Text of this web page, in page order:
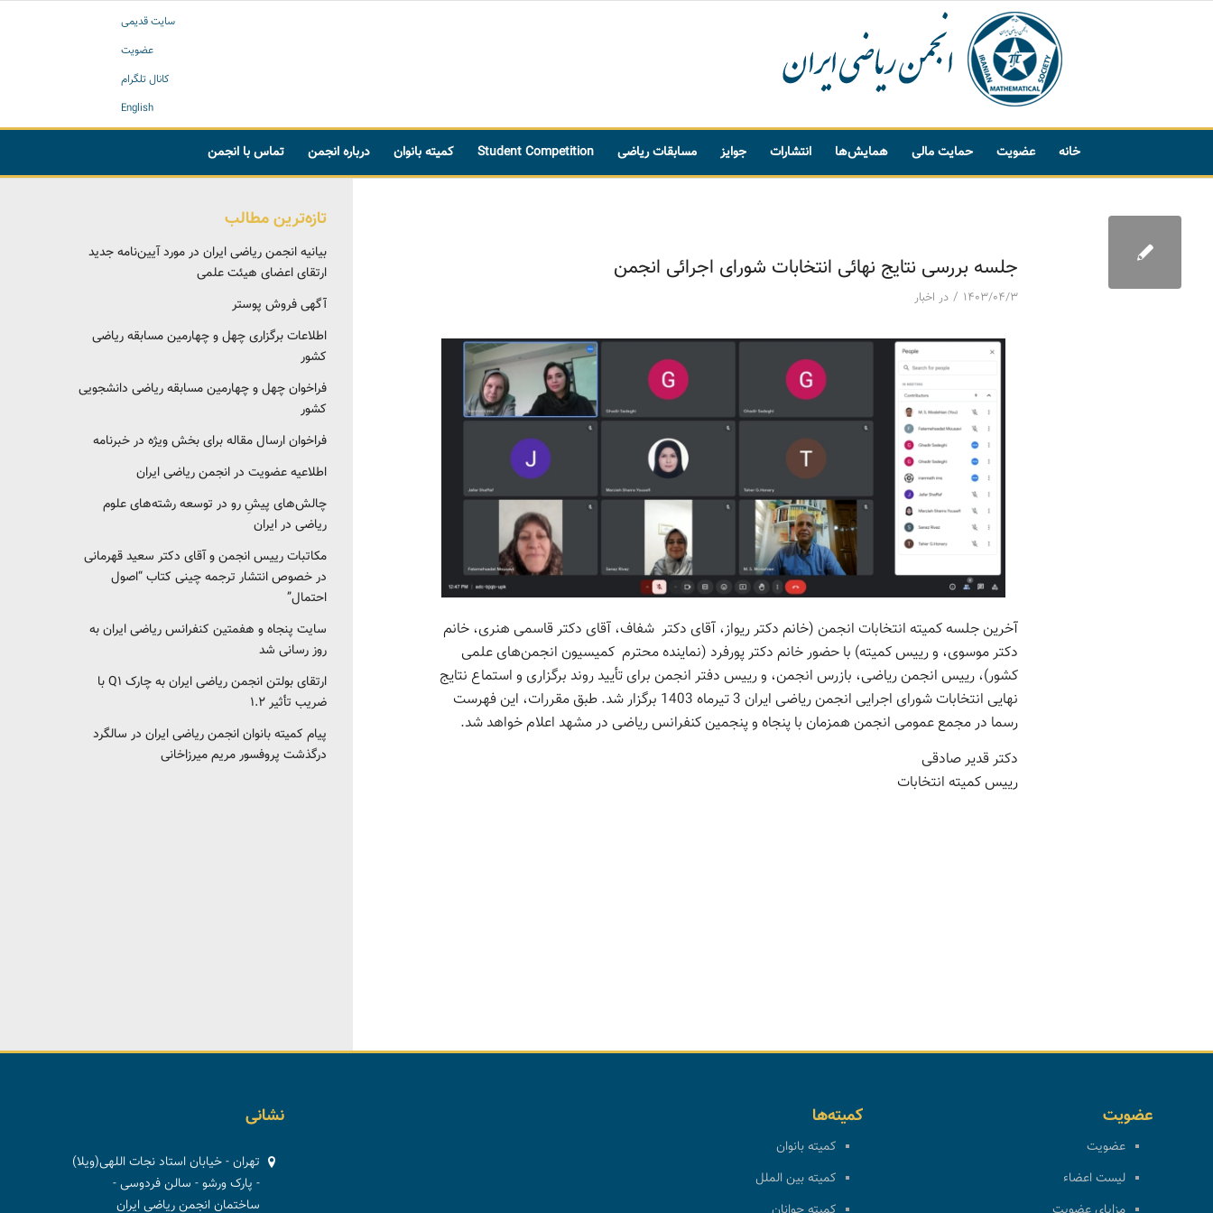
سایت قدیمی
عضویت
کانال تلگرام
English
خانه عضویت حمایت مالی همایش‌ها انتشارات جوایز مسابقات ریاضی Student Competition کمیته بانوان درباره انجمن تماس با انجمن
جلسه بررسی نتایج نهائی انتخابات شورای اجرائی انجمن
۱۴۰۳/۰۴/۳ / در اخبار
آخرین جلسه کمیته انتخابات انجمن (خانم دکتر ریواز، آقای دکتر شفاف، آقای دکتر قاسمی هنری، خانم
دکتر موسوی، و رییس کمیته) با حضور خانم دکتر پورفرد (نماینده محترم کمیسیون‌ انجمن‌های علمی
کشور)، رییس انجمن ریاضی، بازرس انجمن، و رییس دفتر انجمن برای تأیید روند برگزاری و استماع نتایج
نهایی انتخابات شورای اجرایی انجمن ریاضی ایران 3 تیرماه 1403 برگزار شد. طبق مقررات، این فهرست
رسما در مجمع عمومی انجمن همزمان با پنجاه و پنجمین کنفرانس ریاضی در مشهد اعلام خواهد شد.
دکتر قدیر صادقی
رییس کمیته انتخابات
تازه‌ترین مطالب
بیانیه انجمن ریاضی ایران در مورد آیین‌نامه جدید
ارتقای اعضای هیئت علمی
آگهی فروش پوستر
اطلاعات برگزاری چهل و چهارمین مسابقه ریاضی
کشور
فراخوان چهل و چهارمین مسابقه ریاضی دانشجویی
کشور‎‎
فراخوان ارسال مقاله برای بخش ویژه در خبرنامه
اطلاعیه عضویت در انجمن ریاضی ایران
چالش‌های پیشِ رو در توسعه رشته‌های علوم
ریاضی در ایران
مکاتبات رییس انجمن و آقای دکتر سعید قهرمانی
در خصوص انتشار ترجمه چینی کتاب “اصول
احتمال”
سایت پنجاه و هفمتین کنفرانس ریاضی ایران به
روز رسانی شد
ارتقای بولتن انجمن ریاضی ایران به چارک Q1 با
ضریب تأثیر ۱.۲
پیام کمیته بانوان انجمن ریاضی ایران در سالگرد
درگذشت پروفسور مریم میرزاخانی
عضویت
عضویت
لیست اعضاء
کمیته‌ها
کمیته بانوان
کمیته بین الملل
نشانی
تهران - خیابان استاد نجات اللهی(ویلا)
- پارک ورشو - سالن فردوسی -
ساختمان انجمن ریاضی ایران